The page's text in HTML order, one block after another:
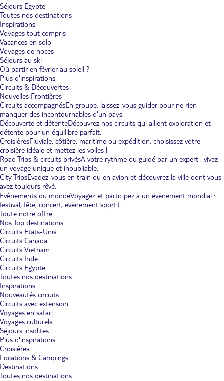
Séjours Egypte
Toutes nos destinations
Inspirations
Voyages tout compris
Vacances en solo
Voyages de noces
Séjours au ski
Où partir en février au soleil ?
Plus d'inspirations
Circuits & Découvertes
Nouvelles Frontières
Circuits accompagnésEn groupe, laissez-vous guider pour ne rien
manquer des incontournables d'un pays.
Découverte et détenteDécouvrez nos circuits qui allient exploration et
détente pour un équilibre parfait.
CroisièresFluviale, côtière, maritime ou expédition, choisissez votre
croisière idéale et mettez les voiles !
Road Trips & circuits privésA votre rythme ou guidé par un expert : vivez
un voyage unique et inoubliable.
City TripsEvadez-vous en train ou en avion et découvrez la ville dont vous
avez toujours rêvé.
Evènements du mondeVoyagez et participez à un évènement mondial :
festival, fête, concert, évènement sportif...
Toute notre offre
Nos Top destinations
Circuits Etats-Unis
Circuits Canada
Circuits Vietnam
Circuits Inde
Circuits Egypte
Toutes nos destinations
Inspirations
Nouveautés circuits
Circuits avec extension
Voyages en safari
Voyages culturels
Séjours insolites
Plus d'inspirations
Croisières
Locations & Campings
Destinations
Toutes nos destinations